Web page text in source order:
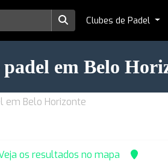
Clubes de Padel
padel em Belo
em Belo Horizonte
os resultados no mapa